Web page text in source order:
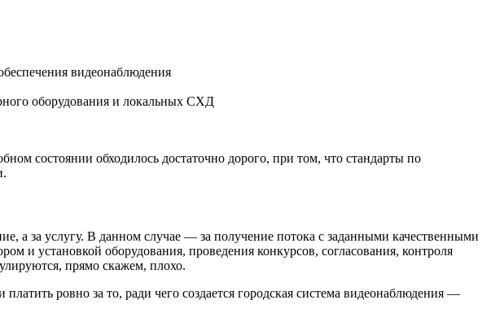
видеонаблюдения
оборудования и локальных СХД
состоянии обходилось достаточно дорого, при том, что стандарты по
а за услугу. В данном случае — за получение потока с заданными качественными
и установкой оборудования, проведения конкурсов, согласования, контроля
прямо скажем, плохо.
ровно за то, ради чего создается городская система видеонаблюдения —